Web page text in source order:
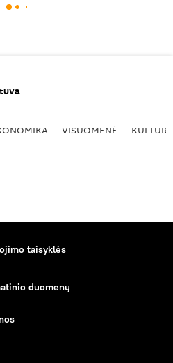
VISUOMENĖ KULTŪRA
taisyklės
duomenų